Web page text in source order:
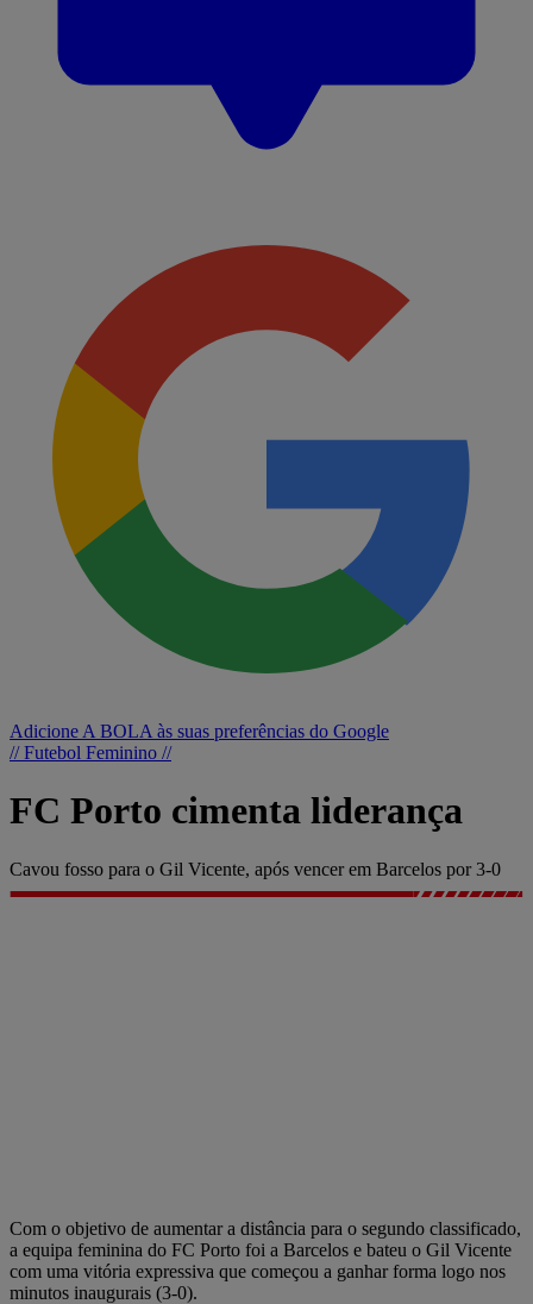
Adicione A BOLA às suas preferências do Google
// Futebol Feminino //
FC Porto cimenta liderança
Cavou fosso para o Gil Vicente, após vencer em Barcelos por 3-0
Com o objetivo de aumentar a distância para o segundo classificado,
a equipa feminina do FC Porto foi a Barcelos e bateu o Gil Vicente
com uma vitória expressiva que começou a ganhar forma logo nos
minutos inaugurais (3-0).